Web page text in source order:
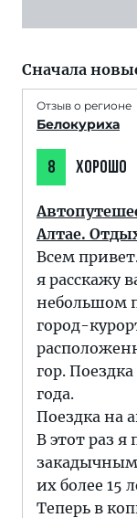
Сначала
Отзыв о регионе
Белокуриха
8 ХОРОШО
Алтае.
Всем
я расскажу
небольшом
город-
гор. Поездка
года.
Поездка на
В этот раз
их более 15
Теперь в